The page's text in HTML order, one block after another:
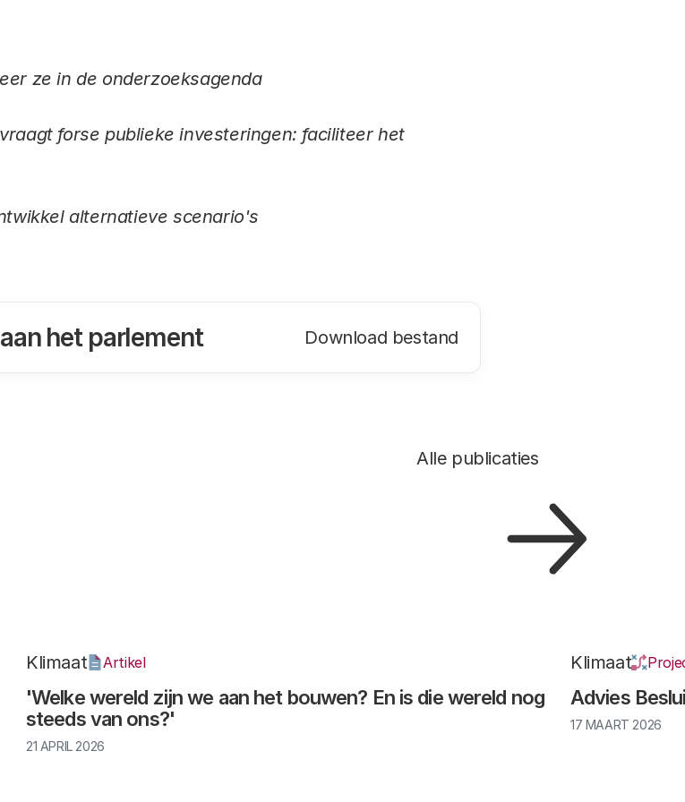
ze in de onderzoeksagenda
forse publieke investeringen: faciliteer het
alternatieve scenario's
het parlement Download bestand
Alle publicaties
'Welke wereld zijn we aan het bouwen? En is die wereld nog
steeds van ons?'
Klimaat Artikel
21 APRIL 2026
Advies
Klimaat
17 MAART 2026